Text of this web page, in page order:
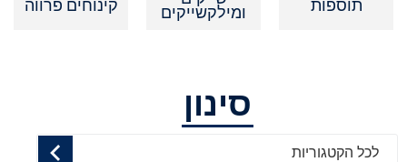
תוספות ומילקשייקים קינוחים פרווה
סינון
לכל הקטגוריות